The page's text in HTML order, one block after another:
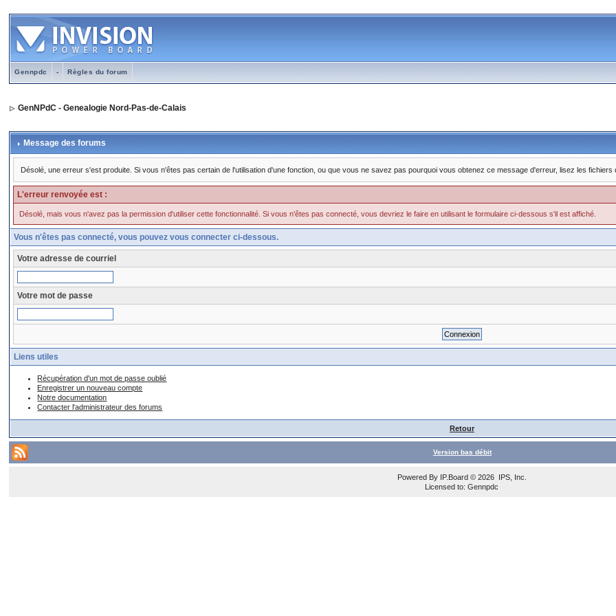
Gennpdc - Règles du forum
GenNPdC - Genealogie Nord-Pas-de-Calais
Message des forums
Désolé, une erreur s'est produite. Si vous n'êtes pas certain de l'utilisation d'une fonction, ou que vous ne savez pas pourquoi vous obtenez ce message d'erreur, lisez les fichiers
L'erreur renvoyée est :
Désolé, mais vous n'avez pas la permission d'utiliser cette fonctionnalité. Si vous n'êtes pas connecté, vous devriez le faire en utilisant le formulaire ci-dessous s'il est affiché.
Vous n'êtes pas connecté, vous pouvez vous connecter ci-dessous.
Votre adresse de courriel
Votre mot de passe
Liens utiles
Récupération d'un mot de passe oublié
Enregistrer un nouveau compte
Notre documentation
Contacter l'administrateur des forums
Retour
Version bas débit
Powered By IP.Board© 2026 IPS, Inc
Licensed to: Gennpdc